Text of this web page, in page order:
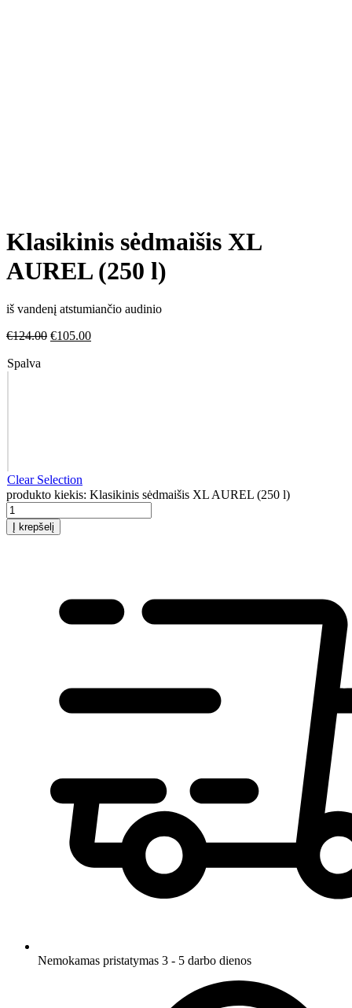
Klasikinis sėdmaišis XL
AUREL (250 l)
iš vandenį atstumiančio audinio
€124.00 €105.00
Spalva
Clear Selection
produkto kiekis: Klasikinis sėdmaišis XL AUREL (250 l)
Į krepšelį
Nemokamas pristatymas 3 - 5 darbo dienos